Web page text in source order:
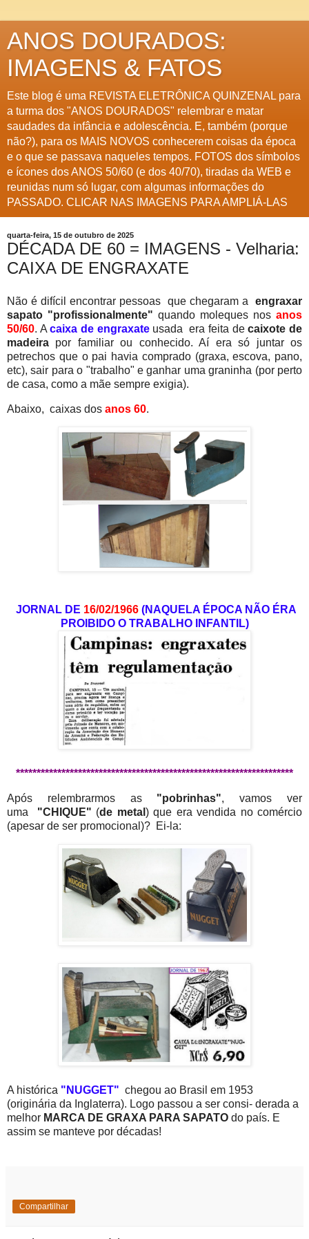
ANOS DOURADOS:
IMAGENS & FATOS
Este blog é uma REVISTA ELETRÔNICA QUINZENAL para
a turma dos "ANOS DOURADOS" relembrar e matar
saudades da infância e adolescência. E, também (porque
não?), para os MAIS NOVOS conhecerem coisas da época
e o que se passava naqueles tempos. FOTOS dos símbolos
e ícones dos ANOS 50/60 (e dos 40/70), tiradas da WEB e
reunidas num só lugar, com algumas informações do
PASSADO. CLICAR NAS IMAGENS PARA AMPLIÁ-LAS
quarta-feira, 15 de outubro de 2025
DÉCADA DE 60 = IMAGENS - Velharia:
CAIXA DE ENGRAXATE
Não é difícil encontrar pessoas que chegaram a engraxar
sapato "profissionalmente" quando moleques nos anos
50/60. Acaixa de engraxateusada era feita decaixote de
madeira por familiar ou conhecido. Aí era só juntar os
petrechos que o pai havia comprado (graxa, escova, pano,
etc), sair para o "trabalho" e ganhar uma graninha (por perto
de casa, como a mãe sempre exigia).
Abaixo, caixas dos anos 60.
JORNAL DE 16/02/1966 (NAQUELA ÉPOCA NÃO ÉRA
PROIBIDO O TRABALHO INFANTIL)
*******************************************************************
Após relembrarmos as "pobrinhas", vamos ver
uma "CHIQUE" (de metal ) que era vendida no comércio
(apesar de ser promocional)? Ei-la:
A histórica "NUGGET" chegou ao Brasil em 1953
(originária da Inglaterra). Logo passou a ser consi- derada a
melhor MARCA DE GRAXA PARA SAPATO do país. E
assim se manteve por décadas!
Compartilhar